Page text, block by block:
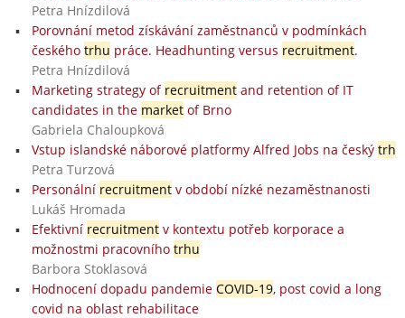
Petra Hnízdilová
Porovnání metod získávání zaměstnanců v podmínkách
českého trhu práce. Headhunting versus recruitment.
Petra Hnízdilová
Marketing strategy of recruitmentand retention of IT
candidates in the marketof Brno
Gabriela Chaloupková
Vstup islandské náborové platformy Alfred Jobs na český trh
Petra Turzová
Personální recruitmentv období nízké nezaměstnanosti
Lukáš Hromada
Efektivní recruitmentv kontextu potřeb korporace a
možnostmi pracovního trhu
Barbora Stoklasová
Hodnocení dopadu pandemie COVID-19, post covid a long
covid na oblast rehabilitace